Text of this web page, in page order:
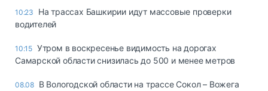
10:23
На трассах Башкирии идут массовые проверки
водителей
10:15 Утром в воскресенье видимость на дорогах
Самарской области снизилась до 500 и менее метров
08.08 В Вологодской области на трассе Сокол – Вожега